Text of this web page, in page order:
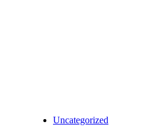
Uncategorized